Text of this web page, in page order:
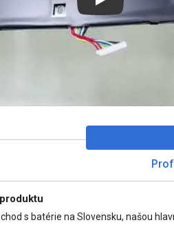
Play
s batérie na Slovensku, našou